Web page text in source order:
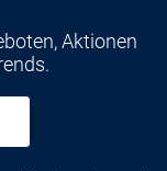
Aktionen